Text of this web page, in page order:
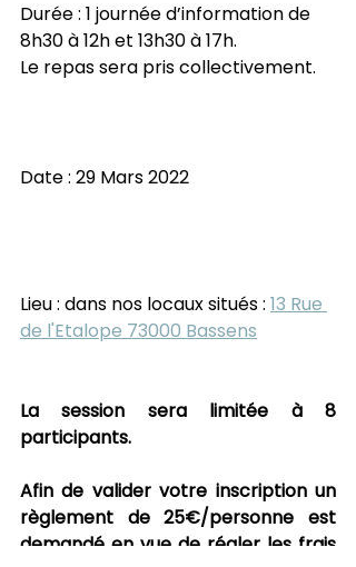
Durée : 1 journée d’information de
8h30 à 12h et 13h30 à 17h.
Le repas sera pris collectivement.
Date : 29 Mars 2022
Lieu : dans nos locaux situés : 13 Rue
de l'Etalope 73000 Bassens
La session sera limitée à 8
participants.
Afin de valider votre inscription un
règlement de 25€/personne est
demandé en vue de régler les frais